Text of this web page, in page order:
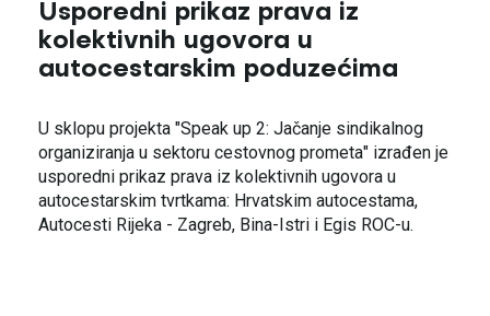
Usporedni prikaz prava iz
kolektivnih ugovora u
autocestarskim poduzećima
U sklopu projekta "Speak up 2: Jačanje sindikalnog
organiziranja u sektoru cestovnog prometa" izrađen je
usporedni prikaz prava iz kolektivnih ugovora u
autocestarskim tvrtkama: Hrvatskim autocestama,
Autocesti Rijeka - Zagreb, Bina-Istri i Egis ROC-u.